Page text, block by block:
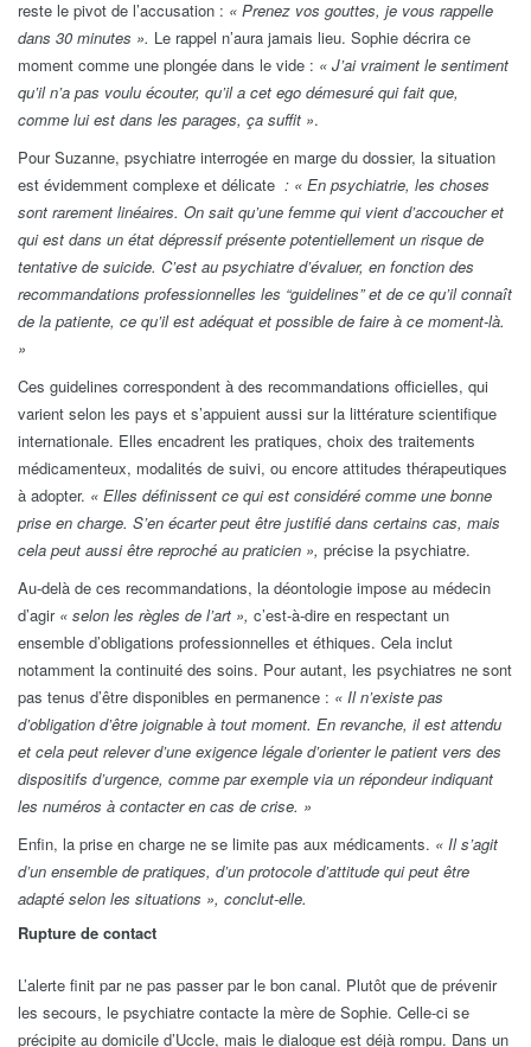
reste le pivot de l’accusation : « Prenez vos gouttes, je vous rappelle
dans 30 minutes ». Le rappel n’aura jamais lieu. Sophie décrira ce
moment comme une plongée dans le vide : « J’ai vraiment le sentiment
qu’il n’a pas voulu écouter, qu’il a cet ego démesuré qui fait que,
comme lui est dans les parages, ça suffit ».
Pour Suzanne, psychiatre interrogée en marge du dossier, la situation
est évidemment complexe et délicate : « En psychiatrie, les choses
sont rarement linéaires. On sait qu’une femme qui vient d’accoucher et
qui est dans un état dépressif présente potentiellement un risque de
tentative de suicide. C’est au psychiatre d’évaluer, en fonction des
recommandations professionnelles les “guidelines” et de ce qu’il connaît
de la patiente, ce qu’il est adéquat et possible de faire à ce moment-là.
»
Ces guidelines correspondent à des recommandations officielles, qui
varient selon les pays et s’appuient aussi sur la littérature scientifique
internationale. Elles encadrent les pratiques, choix des traitements
médicamenteux, modalités de suivi, ou encore attitudes thérapeutiques
à adopter. « Elles définissent ce qui est considéré comme une bonne
prise en charge. S’en écarter peut être justifié dans certains cas, mais
cela peut aussi être reproché au praticien », précise la psychiatre.
Au-delà de ces recommandations, la déontologie impose au médecin
d’agir« selon les règles de l’art », c’est-à-dire en respectant un
ensemble d’obligations professionnelles et éthiques. Cela inclut
notamment la continuité des soins. Pour autant, les psychiatres ne sont
pas tenus d’être disponibles en permanence : « Il n’existe pas
d’obligation d’être joignable à tout moment. En revanche, il est attendu
et cela peut relever d’une exigence légale d’orienter le patient vers des
dispositifs d’urgence, comme par exemple via un répondeur indiquant
les numéros à contacter en cas de crise. »
Enfin, la prise en charge ne se limite pas aux médicaments. « Il s’agit
d’un ensemble de pratiques, d’un protocole d’attitude qui peut être
adapté selon les situations », conclut-elle.
Rupture de contact
L’alerte finit par ne pas passer par le bon canal. Plutôt que de prévenir
les secours, le psychiatre contacte la mère de Sophie. Celle-ci se
précipite au domicile d’Uccle, mais le dialogue est déjà rompu. Dans un